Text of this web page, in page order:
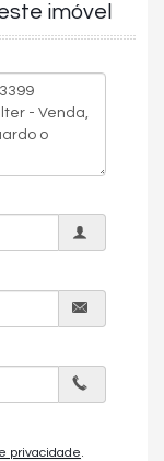
imóvel
privacidade